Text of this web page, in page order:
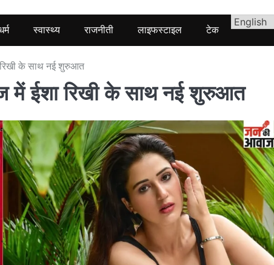
स्वास्थ्य राजनीती लाइफस्टाइल टेक
रिखी के साथ नई शुरुआत
में ईशा रिखी के साथ नई शुरुआत